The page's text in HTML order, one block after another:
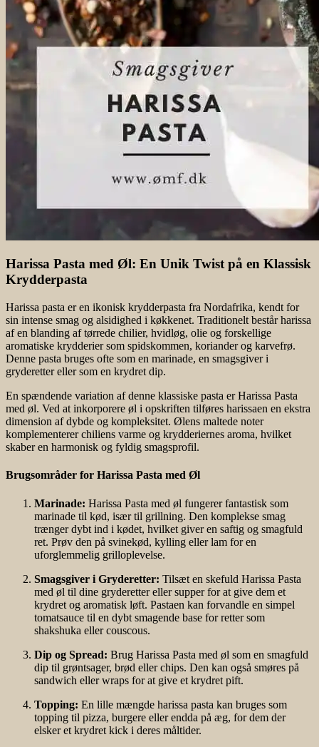
Harissa Pasta med Øl: En Unik Twist på en Klassisk
Krydderpasta
Harissa pasta er en ikonisk krydderpasta fra Nordafrika, kendt for
sin intense smag og alsidighed i køkkenet. Traditionelt består harissa
af en blanding af tørrede chilier, hvidløg, olie og forskellige
aromatiske krydderier som spidskommen, koriander og karvefrø.
Denne pasta bruges ofte som en marinade, en smagsgiver i
gryderetter eller som en krydret dip.
En spændende variation af denne klassiske pasta er Harissa Pasta
med øl. Ved at inkorporere øl i opskriften tilføres harissaen en ekstra
dimension af dybde og kompleksitet. Ølens maltede noter
komplementerer chiliens varme og krydderiernes aroma, hvilket
skaber en harmonisk og fyldig smagsprofil.
Brugsområder for Harissa Pasta med Øl
Marinade: Harissa Pasta med øl fungerer fantastisk som
marinade til kød, især til grillning. Den komplekse smag
trænger dybt ind i kødet, hvilket giver en saftig og smagfuld
ret. Prøv den på svinekød, kylling eller lam for en
uforglemmelig grilloplevelse.
Smagsgiver i Gryderetter: Tilsæt en skefuld Harissa Pasta
med øl til dine gryderetter eller supper for at give dem et
krydret og aromatisk løft. Pastaen kan forvandle en simpel
tomatsauce til en dybt smagende base for retter som
shakshuka eller couscous.
Dip og Spread: Brug Harissa Pasta med øl som en smagfuld
dip til grøntsager, brød eller chips. Den kan også smøres på
sandwich eller wraps for at give et krydret pift.
Topping: En lille mængde harissa pasta kan bruges som
topping til pizza, burgere eller endda på æg, for dem der
elsker et krydret kick i deres måltider.